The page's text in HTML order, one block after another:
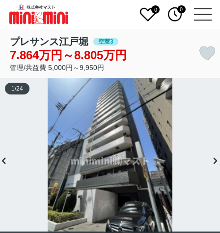
0 0
プレサンス江戸堀 空室3
7.864万円～8.805万円
管理/共益費 5,000円～9,950円
1 /24